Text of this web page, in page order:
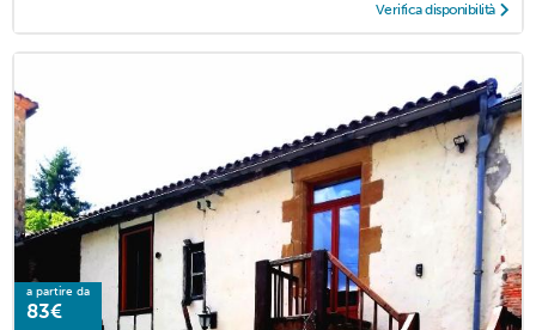
Verifica disponibilità
a partire da
83€